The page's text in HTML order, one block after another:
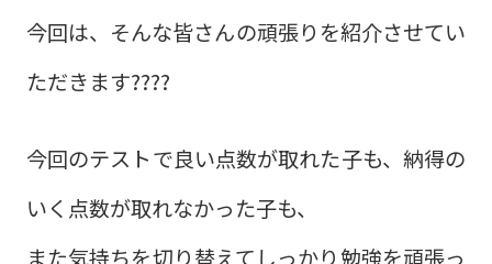
今回は、そんな皆さんの頑張りを紹介させてい
ただきます????
今回のテストで良い点数が取れた子も、納得の
いく点数が取れなかった子も、